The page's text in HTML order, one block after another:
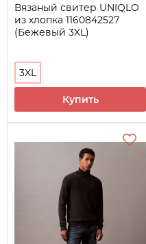
Вязаный свитер UNIQLO
из хлопка 1160842527
(Бежевый 3XL)
3XL
Купить